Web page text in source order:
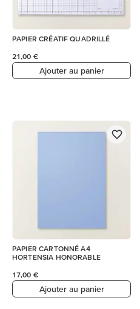
PAPIER CRÉATIF QUADRILLÉ
21,00 €
Ajouter au panier
PAPIER CARTONNÉ A4
HORTENSIA HONORABLE
17,00 €
Ajouter au panier